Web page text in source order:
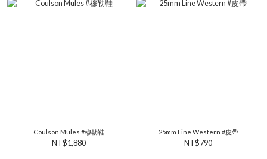
Coulson Mules #穆勒鞋
NT$1,880
25mm Line Western #皮帶
NT$790